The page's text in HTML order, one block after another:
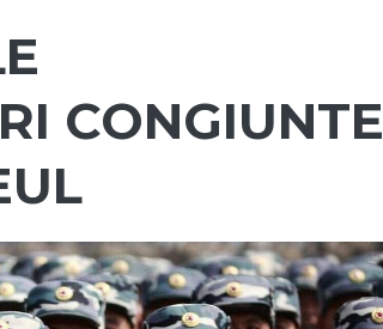
CONGIUNTE